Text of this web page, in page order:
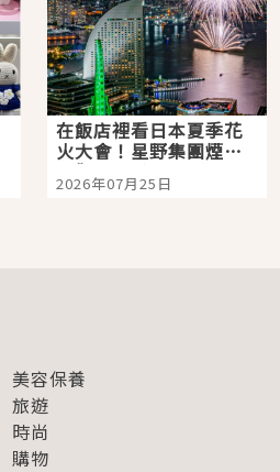
在飯店裡看日本夏季花
火大會！星野集團煙火
景觀飯店6選，讓你不用
人擠人悠閒欣賞
2026年07月25日
美容保養
旅遊
時尚
購物